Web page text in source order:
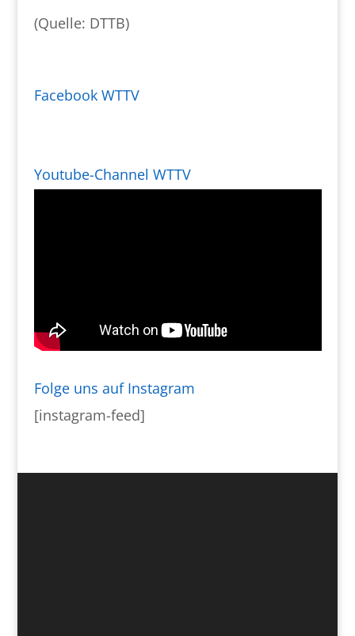
(Quelle: DTTB)
Facebook WTTV
Youtube-Channel WTTV
Folge uns auf Instagram
[instagram-feed]